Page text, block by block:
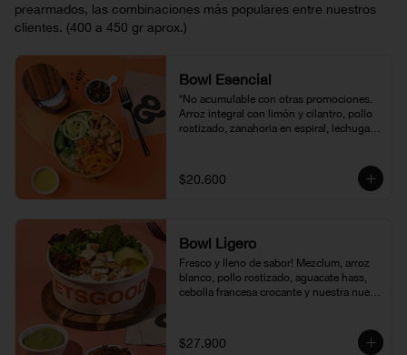
prearmados, las combinaciones más populares entre nuestros
clientes. (400 a 450 gr aprox.)
Bowl Esencial
*No acumulable con otras promociones.
Arroz integral con limón y cilantro, pollo
rostizado, zanahoria en espiral, lechuga
disfrutar una comida completa sin
complicaciones.
$20.600
Bowl Ligero
Fresco y lleno de sabor! Mezclum, arroz
blanco, pollo rostizado, aguacate hass,
cebolla francesa crocante y nuestra nueva
complicaciones
$27.900